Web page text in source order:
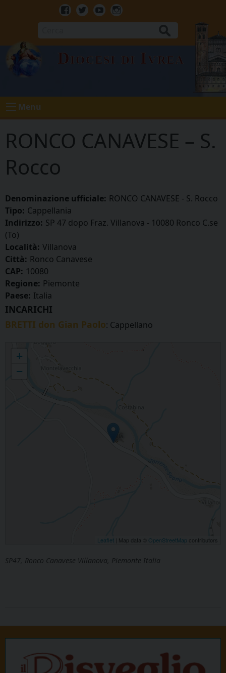
Facebook
TwitterYoutubeInstagram
Diocesi di Ivrea
Menu
RONCO CANAVESE – S.
Rocco
Denominazione ufficiale: RONCO CANAVESE - S. Rocco
Tipo: Cappellania
Indirizzo: SP 47 dopo Fraz. Villanova - 10080 Ronco C.se
(To)
Località: Villanova
Città: Ronco Canavese
CAP: 10080
Regione: Piemonte
Paese: Italia
INCARICHI
BRETTI don Gian Paolo: Cappellano
RONCO CANAVESE - S. Rocco
+
−
Leaflet | Map data © OpenStreetMap contributors
SP47, Ronco Canavese Villanova, Piemonte Italia